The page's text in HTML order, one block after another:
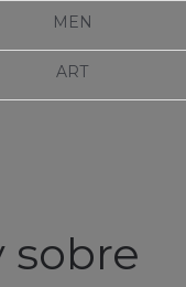
MEN
ART
sobre